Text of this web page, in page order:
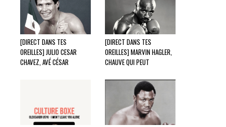
[DIRECT DANS TES
OREILLES] JULIO CESAR
CHAVEZ, AVÉ CÉSAR
[DIRECT DANS TES
OREILLES] MARVIN HAGLER,
CHAUVE QUI PEUT